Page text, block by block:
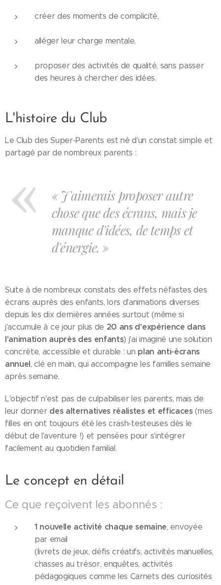
créer des moments de complicité,
alléger leur charge mentale,
proposer des activités de qualité, sans passer
des heures à chercher des idées.
L'histoire du Club
Le Club des Super-Parents est né d'un constat simple et
partagé par de nombreux parents :
« J'aimerais proposer autre
chose que des écrans, mais je
manque d'idées, de temps et
d'énergie. »
Suite à de nombreux constats des effets néfastes des
écrans auprès des enfants, lors d'animations diverses
depuis les dix dernières années surtout (même si
j'accumule à ce jour plus de 20 ans d'expérience dans
l'animation auprès des enfants) j'ai imaginé une solution
concrète, accessible et durable : un plan anti-écrans
annuel, clé en main, qui accompagne les familles semaine
après semaine.
L'objectif n'est pas de culpabiliser les parents, mais de
leur donner des alternatives réalistes et efficaces(mes
filles en ont toujours été les crash-testeuses dès le
début de l'aventure !) et pensées pour s'intégrer
facilement au quotidien familial.
Le concept en détail
Ce que reçoivent les abonnés :
1 nouvelle activité chaque semaine, envoyée
par email
(livrets de jeux, défis créatifs, activités manuelles,
chasses au trésor, enquêtes, activités
pédagogiques comme les Carnets des curiosités